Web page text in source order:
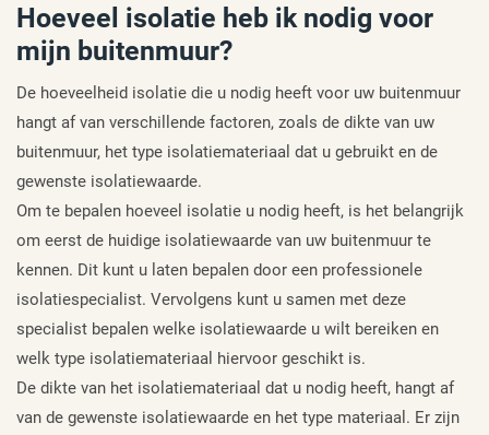
Hoeveel isolatie heb ik nodig voor
mijn buitenmuur?
De hoeveelheid isolatie die u nodig heeft voor uw buitenmuur
hangt af van verschillende factoren, zoals de dikte van uw
buitenmuur, het type isolatiemateriaal dat u gebruikt en de
gewenste isolatiewaarde.
Om te bepalen hoeveel isolatie u nodig heeft, is het belangrijk
om eerst de huidige isolatiewaarde van uw buitenmuur te
kennen. Dit kunt u laten bepalen door een professionele
isolatiespecialist. Vervolgens kunt u samen met deze
specialist bepalen welke isolatiewaarde u wilt bereiken en
welk type isolatiemateriaal hiervoor geschikt is.
De dikte van het isolatiemateriaal dat u nodig heeft, hangt af
van de gewenste isolatiewaarde en het type materiaal. Er zijn